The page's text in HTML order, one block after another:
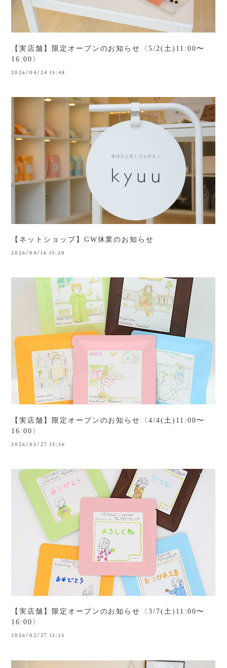
【実店舗】限定オープンのお知らせ〈5/2(土)11:00〜
16:00〉
2026/04/24 13:48
【ネットショップ】GW休業のお知らせ
2026/04/16 15:20
【実店舗】限定オープンのお知らせ〈4/4(土)11:00〜
16:00〉
2026/03/27 15:36
【実店舗】限定オープンのお知らせ〈3/7(土)11:00〜
16:00〉
2026/02/27 13:15